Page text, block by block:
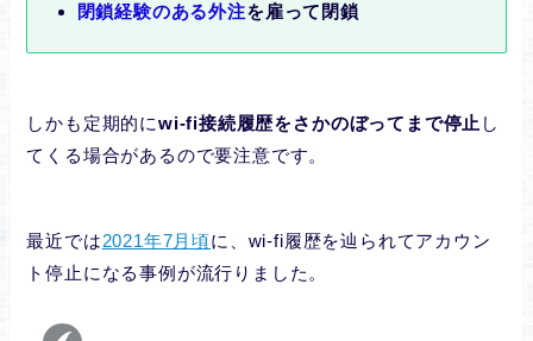
閉鎖経験のある外注を雇って閉鎖
しかも定期的にwi-fi接続履歴をさかのぼってまで停止 し
てくる場合があるので要注意です。
最近では2021年7月頃に、wi-fi履歴を辿られてアカウン
ト停止になる事例が流行りました。